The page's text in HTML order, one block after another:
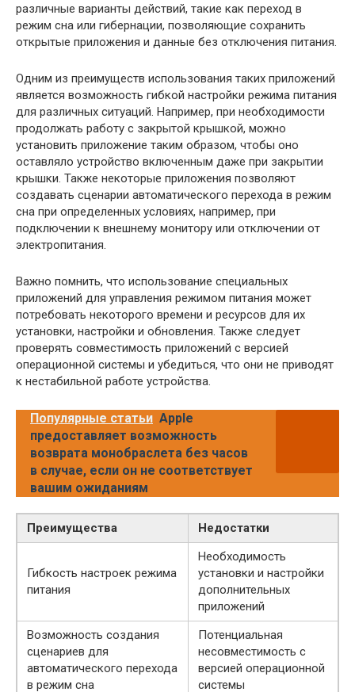
различные варианты действий, такие как переход в
режим сна или гибернации, позволяющие сохранить
открытые приложения и данные без отключения питания.
Одним из преимуществ использования таких приложений
является возможность гибкой настройки режима питания
для различных ситуаций. Например, при необходимости
продолжать работу с закрытой крышкой, можно
установить приложение таким образом, чтобы оно
оставляло устройство включенным даже при закрытии
крышки. Также некоторые приложения позволяют
создавать сценарии автоматического перехода в режим
сна при определенных условиях, например, при
подключении к внешнему монитору или отключении от
электропитания.
Важно помнить, что использование специальных
приложений для управления режимом питания может
потребовать некоторого времени и ресурсов для их
установки, настройки и обновления. Также следует
проверять совместимость приложений с версией
операционной системы и убедиться, что они не приводят
к нестабильной работе устройства.
Популярные статьи Apple
предоставляет возможность
возврата монобраслета без часов
в случае, если он не соответствует
вашим ожиданиям
Преимущества Недостатки
Гибкость настроек режима
питания
Необходимость
установки и настройки
дополнительных
приложений
Возможность создания
сценариев для
автоматического перехода
в режим сна
Потенциальная
несовместимость с
версией операционной
системы